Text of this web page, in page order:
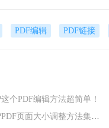
PDF编辑 PDF链接
个PDF编辑方法超简单！
页面大小调整方法集合！